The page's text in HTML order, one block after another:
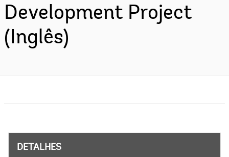
Development Project
(Inglês)
DETALHES